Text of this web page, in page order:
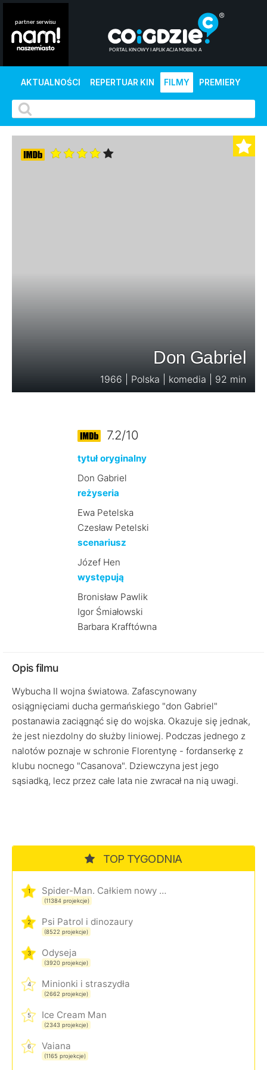
AKTUALNOŚCI REPERTUAR KIN FILMY PREMIERY
Don Gabriel
1966 | Polska | komedia | 92 min
7.2/10
tytuł oryginalny
Don Gabriel
reżyseria
Ewa Petelska
Czesław Petelski
scenariusz
Józef Hen
występują
Bronisław Pawlik
Igor Śmiałowski
Barbara Krafftówna
Opis filmu
Wybucha II wojna światowa. Zafascynowany
osiągnięciami ducha germańskiego "don Gabriel"
postanawia zaciągnąć się do wojska. Okazuje się jednak,
że jest niezdolny do służby liniowej. Podczas jednego z
nalotów poznaje w schronie Florentynę - fordanserkę z
klubu nocnego "Casanova". Dziewczyna jest jego
sąsiadką, lecz przez całe lata nie zwracał na nią uwagi.
TOP TYGODNIA
1 Spider-Man. Całkiem nowy dzień
(11384 projekcje)
2 Psi Patrol i dinozaury
(8522 projekcje)
3 Odyseja
(3920 projekcje)
4 Minionki i straszydła
(2662 projekcje)
5 Ice Cream Man
(2343 projekcje)
6 Vaiana
(1165 projekcje)